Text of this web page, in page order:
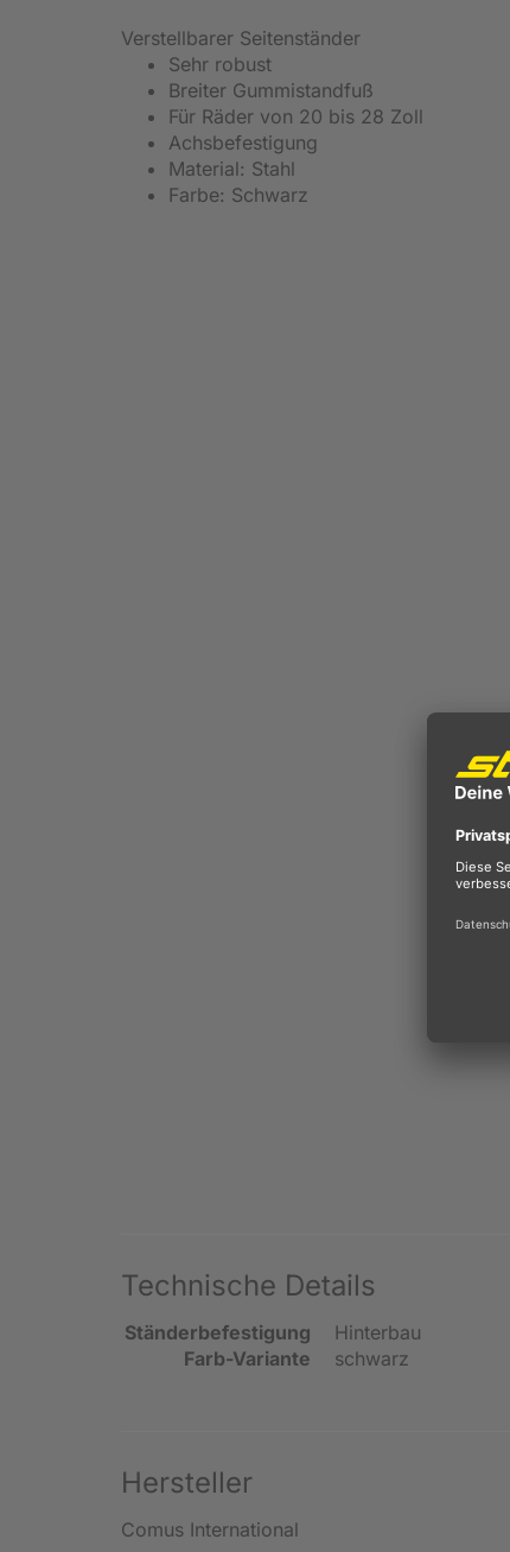
Verstellbarer Seitenständer
Sehr robust
Breiter Gummistandfuß
Für Räder von 20 bis 28 Zoll
Achsbefestigung
Material: Stahl
Farbe: Schwarz
Technische Details
Ständerbefestigung
Hinterbau
Farb-Variante
schwarz
Hersteller
Comus International